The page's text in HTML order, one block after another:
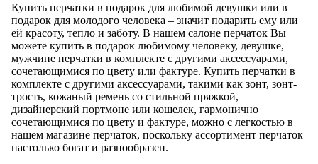
Купить перчатки в подарок для любимой девушки или в
подарок для молодого человека – значит подарить ему или
ей красоту, тепло и заботу. В нашем салоне перчаток Вы
можете купить в подарок любимому человеку, девушке,
мужчине перчатки в комплекте с другими аксессуарами,
сочетающимися по цвету или фактуре. Купить перчатки в
комплекте с другими аксессуарами, такими как зонт, зонт-
трость, кожаный ремень со стильной пряжкой,
дизайнерский портмоне или кошелек, гармонично
сочетающимися по цвету и фактуре, можно с легкостью в
нашем магазине перчаток, поскольку ассортимент перчаток
настолько богат и разнообразен.